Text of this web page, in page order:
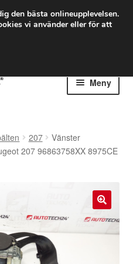
75 kr
frakt
Meny
207
Vänster
207 96863758XX 8975CE
🔍
den bästa onlineupplevelsen.
vi använder eller för att